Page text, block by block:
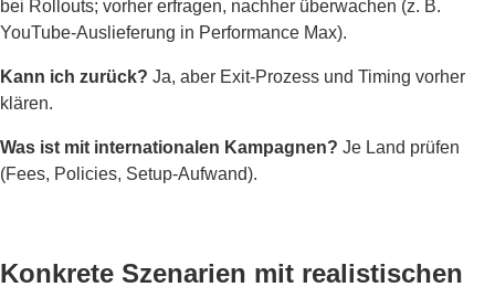
bei Rollouts; vorher erfragen, nachher überwachen (z. B.
YouTube-Auslieferung in Performance Max).
Kann ich zurück? Ja, aber Exit-Prozess und Timing vorher
klären.
Was ist mit internationalen Kampagnen? Je Land prüfen
(Fees, Policies, Setup-Aufwand).
Konkrete Szenarien mit realistischen